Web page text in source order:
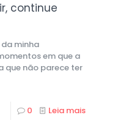
continue
minha
em que a
que não parece ter
0 Leia mais